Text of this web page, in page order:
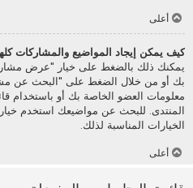
أعلى
كيف يمكن إيجاد المواضيع والمشاركات
يمكنك ذلك بالضغط على خيار "عرض
بك أو من خلال الضغط على "البحث عن
معلومات العضو الخاصة بك أو باستخدام
المنتدى. للبحث عن مواضيعك استخدم
الخيارات المناسبة لذلك.
أعلى